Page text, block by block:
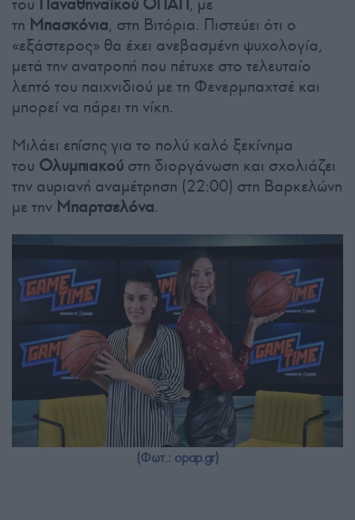
τη Μπασκόνια, στη Βιτόρια. Πιστεύει ότι ο
«εξάστερος» θα έχει ανεβασμένη ψυχολογία,
μετά την ανατροπή που πέτυχε στο τελευταίο
λεπτό του παιχνιδιού με τη Φενερμπαχτσέ και
μπορεί να πάρει τη νίκη.
Μιλάει επίσης για το πολύ καλό ξεκίνημα
του Ολυμπιακού στη διοργάνωση και σχολιάζει
την αυριανή αναμέτρηση (22:00) στη Βαρκελώνη
με την Μπαρτσελόνα.
(Φωτ.: opap.gr)